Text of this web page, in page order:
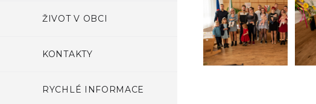
ŽIVOT V OBCI
KONTAKTY
RYCHLÉ INFORMACE